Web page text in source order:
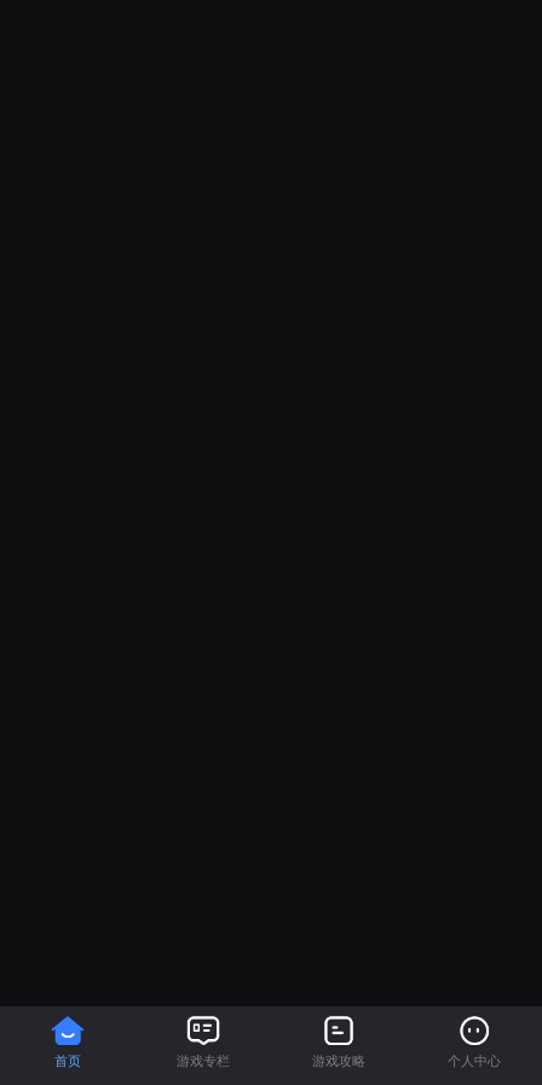
首页 游戏专栏 游戏攻略 个人中心